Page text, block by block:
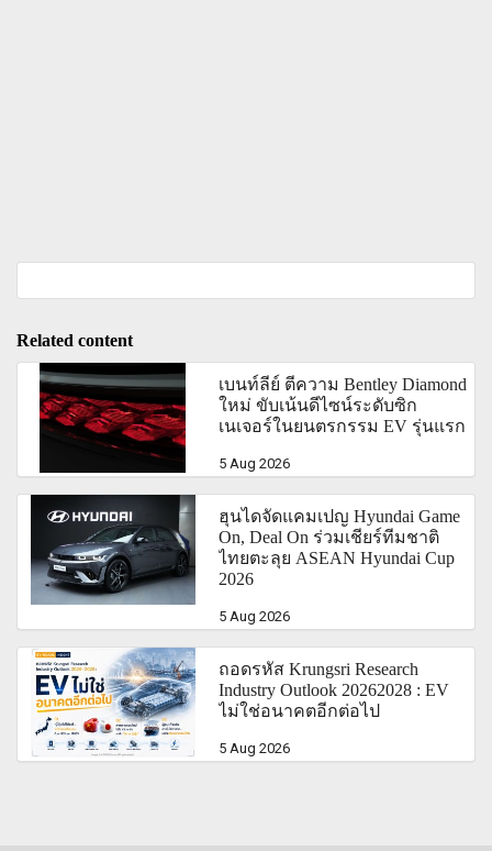
Related content
เบนท์ลีย์ ตีความ Bentley Diamond
ใหม่ ขับเน้นดีไซน์ระดับซิก
เนเจอร์ในยนตรกรรม EV รุ่นแรก
5 Aug 2026
ฮุนไดจัดแคมเปญ Hyundai Game
On, Deal On ร่วมเชียร์ทีมชาติ
ไทยตะลุย ASEAN Hyundai Cup
2026
5 Aug 2026
ถอดรหัส Krungsri Research
Industry Outlook 20262028 : EV
ไม่ใช่อนาคตอีกต่อไป
5 Aug 2026